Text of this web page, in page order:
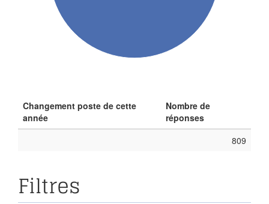
Changement poste de cette
année
Nombre de
réponses
809
Filtres